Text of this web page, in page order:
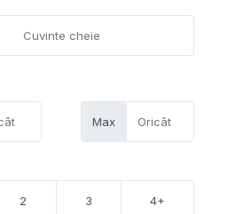
Max
2 3 4+